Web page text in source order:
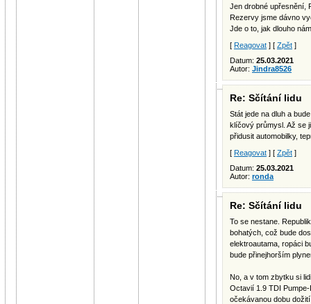
Jen drobné upřesnění,
Rezervy jsme dávno
Jde o to, jak dlouho
[ Reagovat ] [ Zpět ]
Datum: 25.03.2021
Autor: Jindra8526
Re: Sčítání lidu
Stát jede na dluh a
klíčový průmysl. Až se
přidusit automobilky,
[ Reagovat ] [ Zpět ]
Datum: 25.03.2021
Autor: ronda
Re: Sčítání lidu
To se nestane.
bohatých, což bude
elektroautama, ropáci
bude přinejhorším
No, a v tom zbytku si
Octavií 1.9 TDI
očekávanou dobu